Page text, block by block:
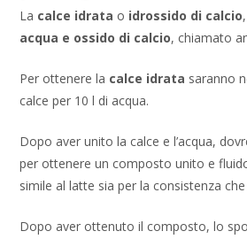
La calce idrata o idrossido di calcio
acqua e ossido di calcio, chiamato
Per ottenere la calce idrata saranno
calce per 10 l di acqua.
Dopo aver unito la calce e l’acqua,
per ottenere un composto unito e
simile al latte sia per la consistenza
Dopo aver ottenuto il composto, lo